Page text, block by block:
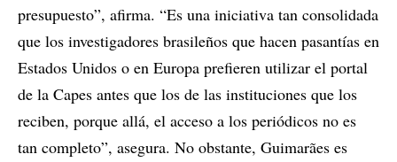
presupuesto”, afirma. “Es una iniciativa tan consolidada
que los investigadores brasileños que hacen pasantías en
Estados Unidos o en Europa prefieren utilizar el portal
de la Capes antes que los de las instituciones que los
reciben, porque allá, el acceso a los periódicos no es
tan completo”, asegura. No obstante, Guimarães es